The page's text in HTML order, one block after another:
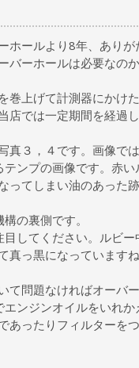
ホールより8年、あり
バーホールは必要なの
巻上げて計測器にかけ
店では一定期間を経過
真３，４です。画像で
ンプの画像です。赤
ってしまい油のあった
の裏側です。
してください。ルビ
真っ黒になっています
て問題なければオーバ
ンジンオイルをいれ
あったりフィルターを